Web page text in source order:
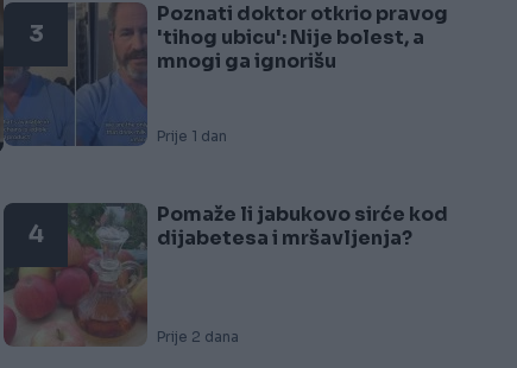
3
Poznati doktor otkrio pravog
'tihog ubicu': Nije bolest, a
mnogi ga ignorišu
Prije 1 dan
4
Pomaže li jabukovo sirće kod
dijabetesa i mršavljenja?
Prije 2 dana